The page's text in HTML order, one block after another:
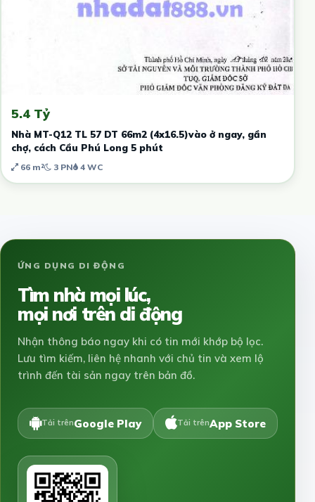
5.4 Tỷ
Nhà MT-Q12 TL 57 DT 66m2 (4x16.5)vào ở ngay, gần
chợ, cách Cầu Phú Long 5 phút
66 m² 3 PN 4 WC
ỨNG DỤNG DI ĐỘNG
Tìm nhà mọi lúc,
mọi nơi trên di động
Nhận thông báo ngay khi có tin mới khớp bộ lọc.
Lưu tìm kiếm, liên hệ nhanh với chủ tin và xem lộ
trình đến tài sản ngay trên bản đồ.
Tải trênGoogle Play Tải trênApp Store